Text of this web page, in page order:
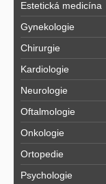
Estetická medicína
Gynekologie
Chirurgie
Kardiologie
Neurologie
Oftalmologie
Onkologie
Ortopedie
Psychologie